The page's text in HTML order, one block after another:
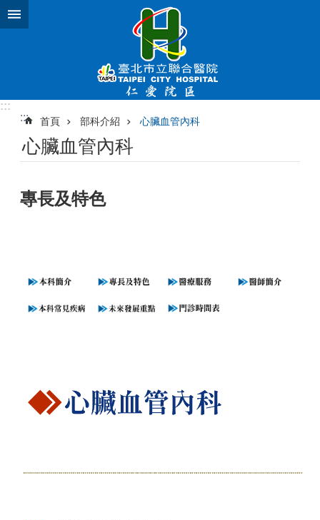
跳到主要內容區塊
:::
:::
首頁 部科介紹 心臟血管內科
心臟血管內科
專長及特色